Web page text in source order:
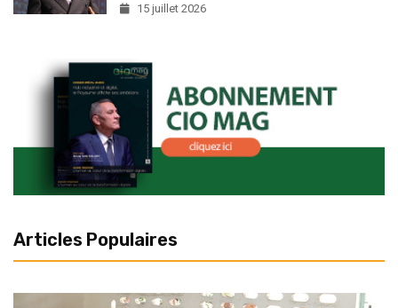
15 juillet 2026
Articles Populaires